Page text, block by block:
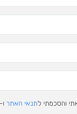
והסכמתי לתנאי האתר ו-